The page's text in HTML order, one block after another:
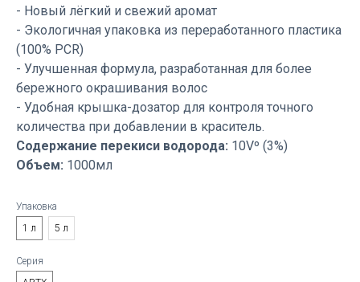
Упаковка
1 л
5 л
Серия
- Новый лёгкий и свежий аромат
- Экологичная упаковка из переработанного пластика
(100% PCR)
- Улучшенная формула, разработанная для более
бережного окрашивания волос
- Удобная крышка-дозатор для контроля точного
количества при добавлении в краситель.
Содержание перекиси водорода: 10Vº (3%)
Объем: 1000мл